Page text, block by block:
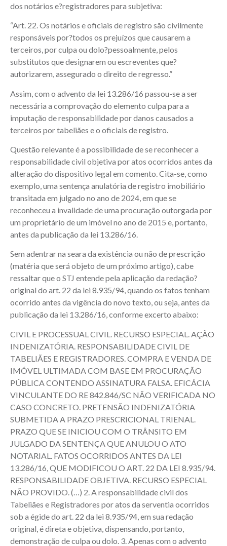
dos notários e?registradores para subjetiva:
“Art. 22. Os notários e oficiais de registro são civilmente
responsáveis por?todos os prejuízos que causarem a
terceiros, por culpa ou dolo?pessoalmente, pelos
substitutos que designarem ou escreventes que?
autorizarem, assegurado o direito de regresso.”
Assim, com o advento da lei 13.286/16 passou-se a ser
necessária a comprovação do elemento culpa para a
imputação de responsabilidade por danos causados a
terceiros por tabeliães e o oficiais de registro.
Questão relevante é a possibilidade de se reconhecer a
responsabilidade civil objetiva por atos ocorridos antes da
alteração do dispositivo legal em comento. Cita-se, como
exemplo, uma sentença anulatória de registro imobiliário
transitada em julgado no ano de 2024, em que se
reconheceu a invalidade de uma procuração outorgada por
um proprietário de um imóvel no ano de 2015 e, portanto,
antes da publicação da lei 13.286/16.
Sem adentrar na seara da existência ou não de prescrição
(matéria que será objeto de um próximo artigo), cabe
ressaltar que o STJ entende pela aplicação da redação?
original do art. 22 da lei 8.935/94, quando os fatos tenham
ocorrido antes da vigência do novo texto, ou seja, antes da
publicação da lei 13.286/16, conforme excerto abaixo:
CIVIL E PROCESSUAL CIVIL. RECURSO ESPECIAL. AÇÃO
INDENIZATÓRIA. RESPONSABILIDADE CIVIL DE
TABELIÃES E REGISTRADORES. COMPRA E VENDA DE
IMÓVEL ULTIMADA COM BASE EM PROCURAÇÃO
PÚBLICA CONTENDO ASSINATURA FALSA. EFICÁCIA
VINCULANTE DO RE 842.846/SC NÃO VERIFICADA NO
CASO CONCRETO. PRETENSÃO INDENIZATÓRIA
SUBMETIDA A PRAZO PRESCRICIONAL TRIENAL.
PRAZO QUE SE INICIOU COM O TRÂNSITO EM
JULGADO DA SENTENÇA QUE ANULOU O ATO
NOTARIAL. FATOS OCORRIDOS ANTES DA LEI
13.286/16, QUE MODIFICOU O ART. 22 DA LEI 8.935/94.
RESPONSABILIDADE OBJETIVA. RECURSO ESPECIAL
NÃO PROVIDO. (…) 2. A responsabilidade civil dos
Tabeliães e Registradores por atos da serventia ocorridos
sob a égide do art. 22 da lei 8.935/94, em sua redação
original, é direta e objetiva, dispensando, portanto,
demonstração de culpa ou dolo. 3. Apenas com o advento